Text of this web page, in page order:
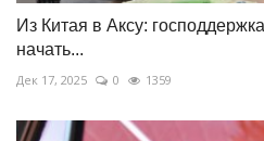
Из Китая в Аксу:
начать...
Дек 17, 2025 0 1359